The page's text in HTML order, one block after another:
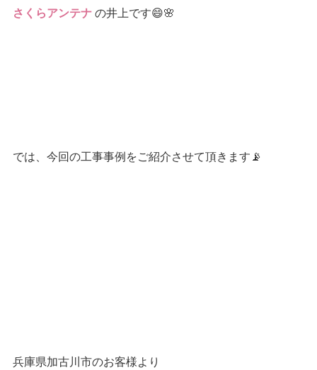
さくらアンテナの井上です😄🌸
では、今回の工事事例をご紹介させて頂きます📡
兵庫県加古川市のお客様より